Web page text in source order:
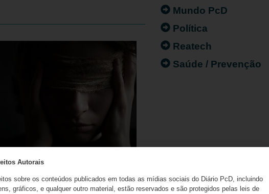
condenou médico que provocou
visão em 21 pessoas em São Paulo
Mundo PcD
Política
Reatech
Saúde / Prevenção
Autorais
sobre os conteúdos publicados em todas as mídias sociais do Diário PcD, incluindo
gráficos, e qualquer outro material, estão reservados e são protegidos pelas leis de